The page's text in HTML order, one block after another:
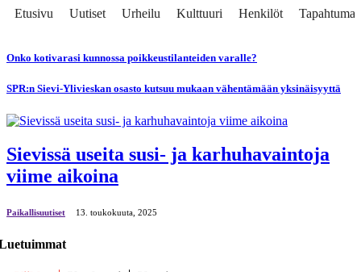
Etusivu Uutiset Urheilu Kulttuuri Henkilöt Tapahtumat
Onko kotivarasi kunnossa poikkeustilanteiden varalle?
SPR:n Sievi-Ylivieskan osasto kutsuu mukaan vähentämään yksinäisyyttä
Sievissä useita susi- ja karhuhavaintoja
viime aikoina
Paikallisuutiset 13. toukokuuta, 2025